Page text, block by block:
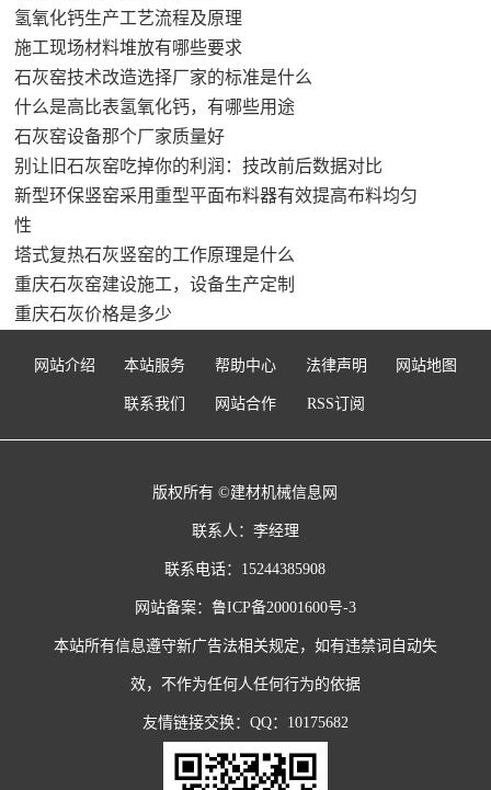
氢氧化钙生产工艺流程及原理
施工现场材料堆放有哪些要求
石灰窑技术改造选择厂家的标准是什么
什么是高比表氢氧化钙，有哪些用途
石灰窑设备那个厂家质量好
别让旧石灰窑吃掉你的利润：技改前后数据对比
新型环保竖窑采用重型平面布料器有效提高布料均匀
性
塔式复热石灰竖窑的工作原理是什么
重庆石灰窑建设施工，设备生产定制
重庆石灰价格是多少
网站介绍 本站服务 帮助中心 法律声明 网站地图
联系我们 网站合作 RSS订阅
版权所有 ©建材机械信息网
联系人：李经理
联系电话：15244385908
网站备案： 鲁ICP备20001600号-3
本站所有信息遵守新广告法相关规定，如有违禁词自动失
效，不作为任何人任何行为的依据
友情链接交换：QQ：10175682